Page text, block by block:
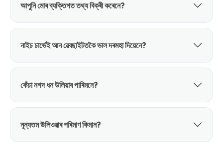
আপুনি মোৰ ব্যক্তিগত তথ্য বিক্ৰী কৰেনে?
নাইচ চাৰ্ভেই আন ৱেবছাইটতকৈ ভাল দৰমহা দিয়েনে?
কেঁচা নগদ ধন উলিয়াব পাৰিমনে?
নূন্যতম উলিওৱাৰ পৰিমাণ কিমান?